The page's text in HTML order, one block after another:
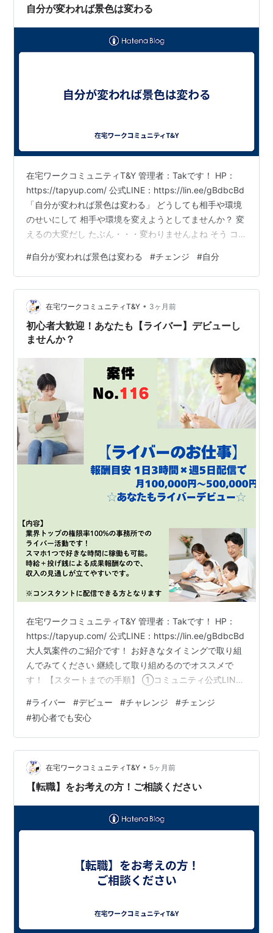
自分が変われば景色は変わる
在宅ワークコミュニティT&Y 管理者：Takです！ HP：
https://tapyup.com/ 公式LINE：https://lin.ee/gBdbcBd
「自分が変われば景色は変わる」 どうしても相手や環境
のせいにして 相手や環境を変えようとしてませんか？ 変
えるの大変だし たぶん・・・変わりませんよね そう コ
エンジョイ・ポジティブ・パッション！
#自分が変われば景色は変わる #チェンジ #自分
在宅ワークコミュニティT&Y • 3ヶ月前
初心者大歓迎！あなたも【ライバー】デビューし
ませんか？
在宅ワークコミュニティT&Y 管理者：Takです！ HP：
https://tapyup.com/ 公式LINE：https://lin.ee/gBdbcBd
大人気案件のご紹介です！ お好きなタイミングで取り組
んでみてください 継続して取り組めるのでオススメで
す！ 【スタートまでの手順】 ①コミュニティ公式LINE
https://lin.ee/gBdbcBd ⇒ メンバー登録が完了したら メ
ニューの「案件一覧」よりご興味ある案件を探す ②管理
者LINEを友達登録し 管理者LINEへ 本案件No.「116」を
送信ください 管理者LINE：ht…
#ライバー #デビュー #チャレンジ #チェンジ
#初心者でも安心
在宅ワークコミュニティT&Y • 5ヶ月前
【転職】をお考えの方！ご相談ください